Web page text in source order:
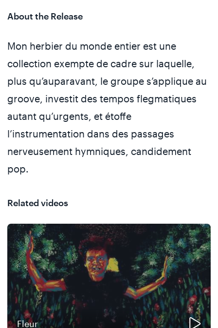
About the Release
Mon herbier du monde entier est une
collection exempte de cadre sur laquelle,
plus qu’auparavant, le groupe s’applique au
groove, investit des tempos flegmatiques
autant qu’urgents, et étoffe
l’instrumentation dans des passages
nerveusement hymniques, candidement
pop.
Related videos
Fleur